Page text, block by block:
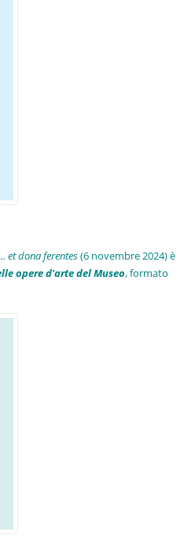
et dona ferentes(6 novembre 2024) è
opere d'arte del Museo, formato